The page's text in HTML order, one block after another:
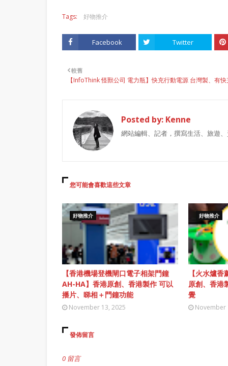
Tags: 好物推介
Facebook Twitter
較舊
【InfoThink 怪獸公司 電力瓶】快充行動電源 台灣製、有快
Posted by: Kenne
網站編輯、記者，撰寫生活、旅遊
您可能會喜歡這些文章
好物推介
【香港機場登機閘口電子相架門鐘
AH-HA】香港原創、香港製作 可以
播片、睇相＋門鐘功能
November 13, 2025
好物推介
【火水爐
原創、香港
覺
November
發佈留言
0 留言